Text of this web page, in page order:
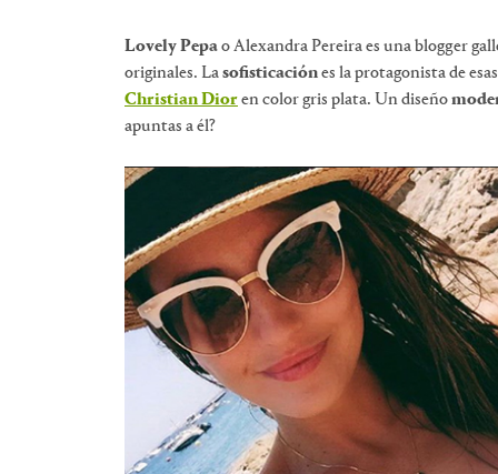
Lovely Pepao Alexandra Pereira es una blogger
originales. Lasofisticaciónes la protagonista de
Christian Dioren color gris plata. Un diseño
apuntas a él?